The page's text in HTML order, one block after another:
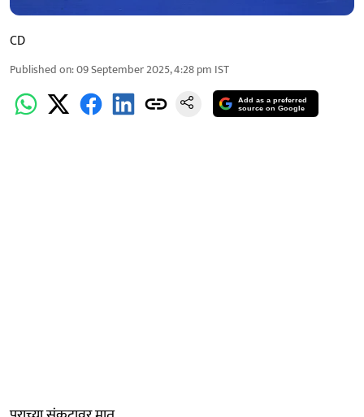
CD
Published on:09 September 2025, 4:28 pm IST
Add as a preferred
source on Google